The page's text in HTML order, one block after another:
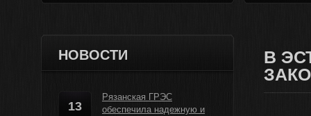
НОВОСТИ
13
Рязанская ГРЭС
обеспечила надежную и
В